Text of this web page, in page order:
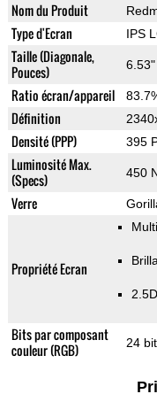
Nom du Produit
Type d'Ecran IPS
Taille (Diagonale,
Pouces)
6.53"
Ratio écran/appareil
Définition
Densité (PPP) 395
Luminosité Max.
(Specs)
450
Verre
Propriété Ecran
2.5D
Bits par composant
couleur (RGB)
24 bit